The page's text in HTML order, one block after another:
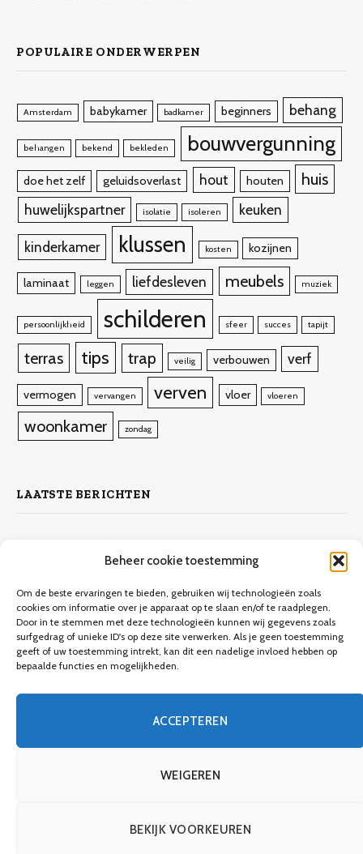
Beheer cookie toestemming
Om de beste ervaringen te bieden, gebruiken wij technologieën zoals
cookies om informatie over je apparaat op te slaan en/of te raadplegen.
Door in te stemmen met deze technologieën kunnen wij gegevens zoals
surfgedrag of unieke ID's op deze site verwerken. Als je geen toestemming
geeft of uw toestemming intrekt, kan dit een nadelige invloed hebben op
bepaalde functies en mogelijkheden.
ACCEPTEREN
WEIGEREN
BEKIJK VOORKEUREN
POPULAIRE ONDERWERPEN
Amsterdam babykamer badkamer beginners behang
behangen bekend bekleden bouwvergunning
doe het zelf geluidsoverlast hout houten huis
huwelijkspartner isolatie isoleren keuken
kinderkamer klussen kosten kozijnen
laminaat leggen liefdesleven meubels muziek
persoonlijkheid schilderen sfeer succes tapijt
terras tips trap veilig verbouwen verf
vermogen vervangen verven vloer vloeren
woonkamer zondag
LAATSTE BERICHTEN
10.132Views
Keuken verbouwen op een budget
9 december 2023 9.706Views
Een gids voor meubels verven
© 2026 Kapbouw.nl